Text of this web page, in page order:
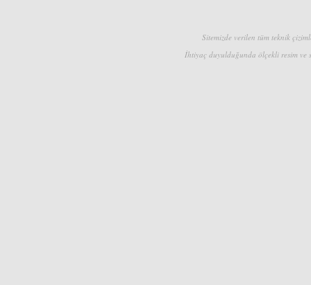
Sitemizde verilen tüm teknik
İhtiyaç duyulduğunda ölçekli resim ve